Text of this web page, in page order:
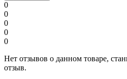
0
0
0
0
0
Нет отзывов о данном товаре,
отзыв.